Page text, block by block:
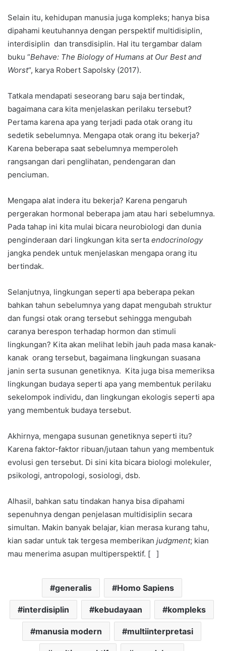
Selain itu, kehidupan manusia juga kompleks; hanya bisa
dipahami keutuhannya dengan perspektif multidisiplin,
interdisiplin dan transdisiplin. Hal itu tergambar dalam
buku “Behave: The Biology of Humans at Our Best and
Worst“, karya Robert Sapolsky (2017).
Tatkala mendapati seseorang baru saja bertindak,
bagaimana cara kita menjelaskan perilaku tersebut?
Pertama karena apa yang terjadi pada otak orang itu
sedetik sebelumnya. Mengapa otak orang itu bekerja?
Karena beberapa saat sebelumnya memperoleh
rangsangan dari penglihatan, pendengaran dan
penciuman.
Mengapa alat indera itu bekerja? Karena pengaruh
pergerakan hormonal beberapa jam atau hari sebelumnya.
Pada tahap ini kita mulai bicara neurobiologi dan dunia
penginderaan dari lingkungan kita serta endocrinology
jangka pendek untuk menjelaskan mengapa orang itu
bertindak.
Selanjutnya, lingkungan seperti apa beberapa pekan
bahkan tahun sebelumnya yang dapat mengubah struktur
dan fungsi otak orang tersebut sehingga mengubah
caranya berespon terhadap hormon dan stimuli
lingkungan? Kita akan melihat lebih jauh pada masa kanak-
kanak orang tersebut, bagaimana lingkungan suasana
janin serta susunan genetiknya. Kita juga bisa memeriksa
lingkungan budaya seperti apa yang membentuk perilaku
sekelompok individu, dan lingkungan ekologis seperti apa
yang membentuk budaya tersebut.
Akhirnya, mengapa susunan genetiknya seperti itu?
Karena faktor-faktor ribuan/jutaan tahun yang membentuk
evolusi gen tersebut. Di sini kita bicara biologi molekuler,
psikologi, antropologi, sosiologi, dsb.
Alhasil, bahkan satu tindakan hanya bisa dipahami
sepenuhnya dengan penjelasan multidisiplin secara
simultan. Makin banyak belajar, kian merasa kurang tahu,
kian sadar untuk tak tergesa memberikan judgment; kian
mau menerima asupan multiperspektif. [ ]
generalis Homo Sapiens
interdisiplin kebudayaan kompleks
manusia modern multiinterpretasi